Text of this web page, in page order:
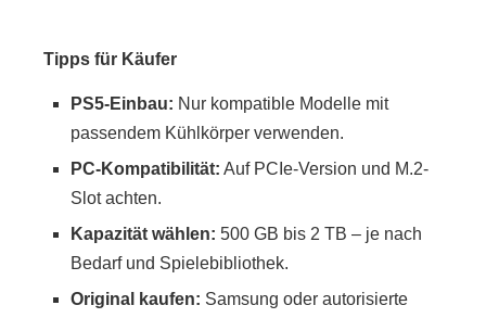
Tipps für Käufer
PS5-Einbau: Nur kompatible Modelle mit
passendem Kühlkörper verwenden.
PC-Kompatibilität: Auf PCIe-Version und M.2-
Slot achten.
Kapazität wählen: 500 GB bis 2 TB – je nach
Bedarf und Spielebibliothek.
Original kaufen: Samsung oder autorisierte